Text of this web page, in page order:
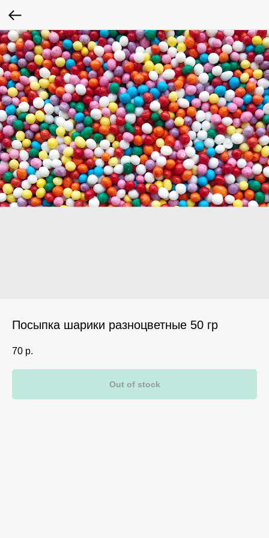
Посыпка шарики разноцветные 50 гр
70 р.
Out of stock